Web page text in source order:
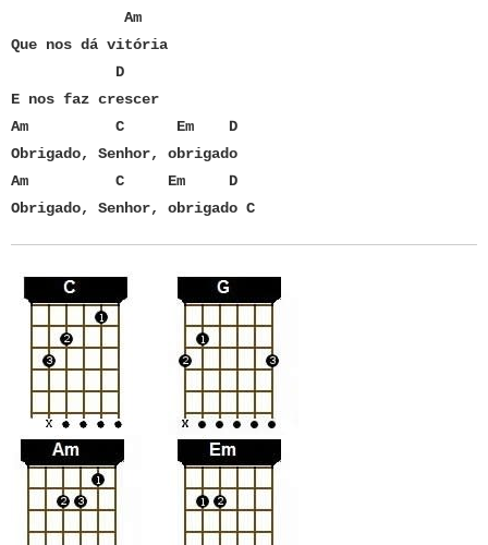
Am
Que nos dá vitória
D
E nos faz crescer
Am C Em D
Obrigado, Senhor, obrigado
Am C Em D
Obrigado, Senhor, obrigado C